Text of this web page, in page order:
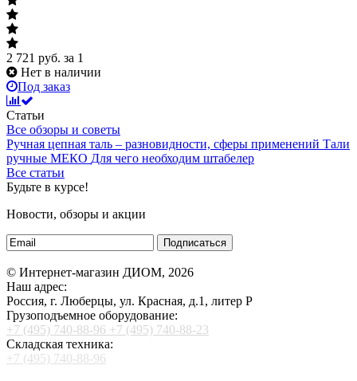
2 721 руб. за 1
Нет в наличии
Под заказ
Статьи
Все обзоры и советы
Ручная цепная таль – разновидности, сферы применений Тали
ручные МЕКО Для чего необходим штабелер
Все статьи
Будьте в курсе!
Новости, обзоры и акции
Подписаться
© Интернет-магазин ДИОМ, 2026
Наш адрес:
Россия, г. Люберцы, ул. Красная, д.1, литер Р
Грузоподъемное оборудование:
+7 (495) 740-88-96 +7 (495) 740-88-23
Складская техника:
+7 (495) 740-88-96